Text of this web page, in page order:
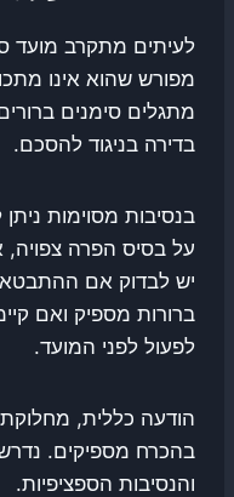
לעיתים מתקרב מועד
מפורש שהוא אינו
מתגלים סימנים
בדירה בניגוד להסכם.
בנסיבות מסוימות
על בסיס הפרה צפויה,
יש לבדוק אם
ברורות מספיק ואם
לפעול לפני המועד.
הודעה כללית,
בהכרח מספיקים.
והנסיבות הספציפיות.